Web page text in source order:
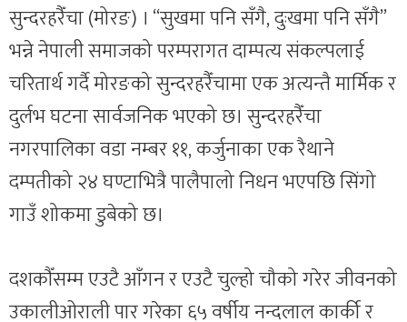
सुन्दरहरैँचा (मोरङ) । “सुखमा पनि सँगै, दुःखमा पनि सँगै”
भन्ने नेपाली समाजको परम्परागत दाम्पत्य संकल्पलाई
चरितार्थ गर्दै मोरङको सुन्दरहरैँचामा एक अत्यन्तै मार्मिक र
दुर्लभ घटना सार्वजनिक भएको छ। सुन्दरहरैँचा
नगरपालिका वडा नम्बर ११, कर्जुनाका एक रैथाने
दम्पतीको २४ घण्टाभित्रै पालैपालो निधन भएपछि सिंगो
गाउँ शोकमा डुबेको छ।
दशकौँसम्म एउटै आँगन र एउटै चुल्हो चौको गरेर जीवनको
उकालीओराली पार गरेका ६५ वर्षीय नन्दलाल कार्की र